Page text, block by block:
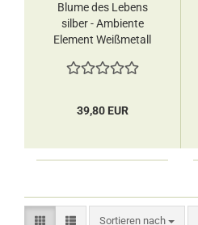
Blume des Lebens
silber - Ambiente
Element Weißmetall
39,80 EUR
Sortieren nach
Sortieren nach